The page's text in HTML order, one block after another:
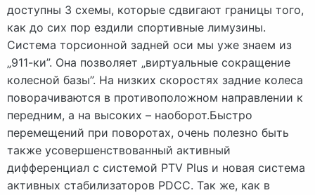
доступны 3 схемы, которые сдвигают границы того,
как до сих пор ездили спортивные лимузины.
Система торсионной задней оси мы уже знаем из
„911-ки”. Она позволяет „виртуальные сокращение
колесной базы”. На низких скоростях задние колеса
поворачиваются в противоположном направлении к
передним, а на высоких – наоборот.Быстро
перемещений при поворотах, очень полезно быть
также усовершенствованный активный
дифференциал с системой PTV Plus и новая система
активных стабилизаторов PDCC. Так же, как в